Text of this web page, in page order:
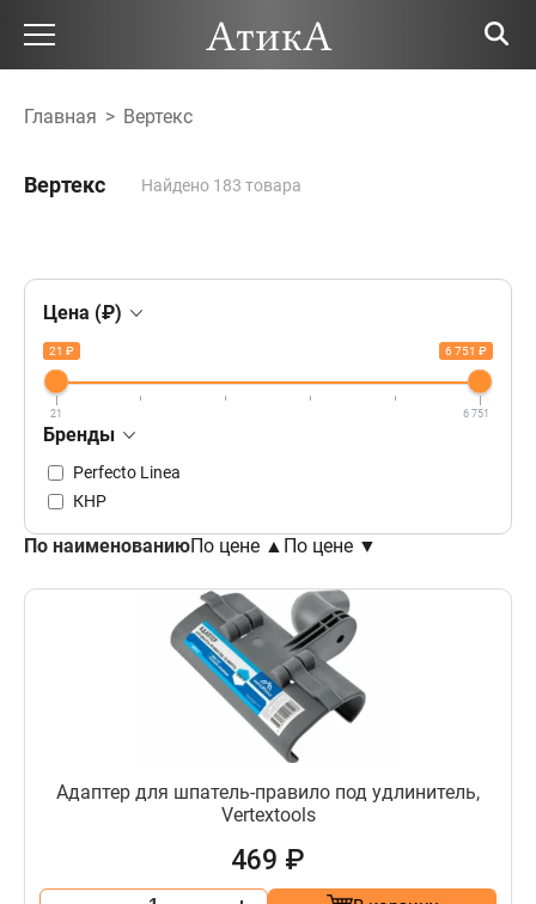
Главная > Вертекс
Вертекс Найдено 183 товара
Цена (₽)
21 ₽ 6 751 ₽
21 6 751
Бренды
Perfecto Linea
КНР
По наименованиюПо цене ▲ По цене ▼
Адаптер для шпатель-правило под удлинитель,
Vertextools
469 ₽